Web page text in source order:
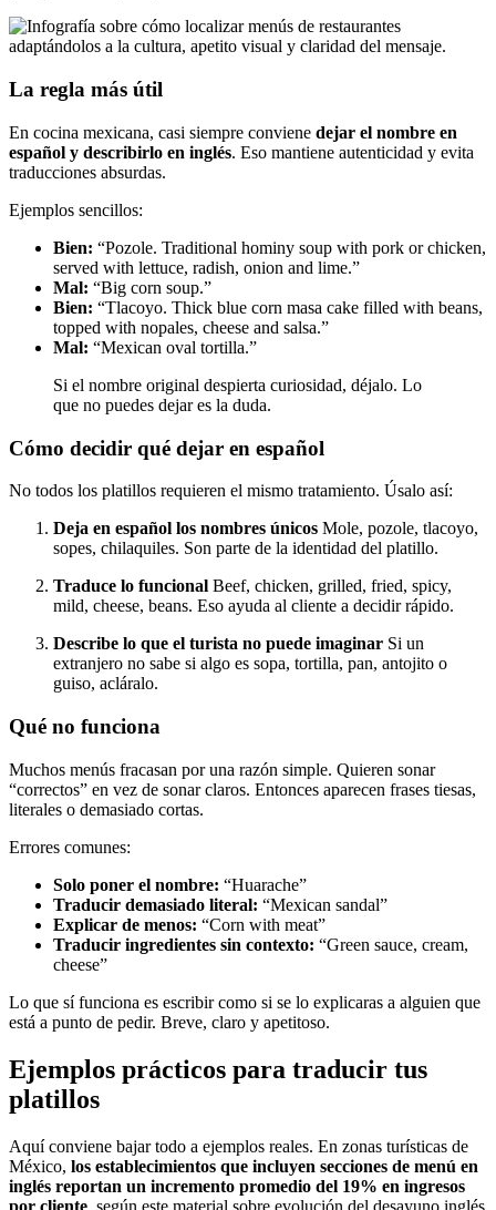
La regla más útil
En cocina mexicana, casi siempre conviene dejar el nombre en
español y describirlo en inglés. Eso mantiene autenticidad y evita
traducciones absurdas.
Ejemplos sencillos:
Bien: “Pozole. Traditional hominy soup with pork or chicken,
served with lettuce, radish, onion and lime.”
Mal: “Big corn soup.”
Bien: “Tlacoyo. Thick blue corn masa cake filled with beans,
topped with nopales, cheese and salsa.”
Mal: “Mexican oval tortilla.”
Si el nombre original despierta curiosidad, déjalo. Lo
que no puedes dejar es la duda.
Cómo decidir qué dejar en español
No todos los platillos requieren el mismo tratamiento. Úsalo así:
Deja en español los nombres únicos Mole, pozole, tlacoyo,
sopes, chilaquiles. Son parte de la identidad del platillo.
Traduce lo funcional Beef, chicken, grilled, fried, spicy,
mild, cheese, beans. Eso ayuda al cliente a decidir rápido.
Describe lo que el turista no puede imaginar Si un
extranjero no sabe si algo es sopa, tortilla, pan, antojito o
guiso, acláralo.
Qué no funciona
Muchos menús fracasan por una razón simple. Quieren sonar
“correctos” en vez de sonar claros. Entonces aparecen frases tiesas,
literales o demasiado cortas.
Errores comunes:
Solo poner el nombre: “Huarache”
Traducir demasiado literal: “Mexican sandal”
Explicar de menos: “Corn with meat”
Traducir ingredientes sin contexto: “Green sauce, cream,
cheese”
Lo que sí funciona es escribir como si se lo explicaras a alguien que
está a punto de pedir. Breve, claro y apetitoso.
Ejemplos prácticos para traducir tus
platillos
Aquí conviene bajar todo a ejemplos reales. En zonas turísticas de
México, los establecimientos que incluyen secciones de menú en
inglés reportan un incremento promedio del 19% en ingresos
por cliente , según este material sobre evolución del desayuno inglés